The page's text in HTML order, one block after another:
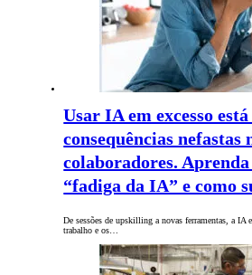
Usar IA em excesso
consequências nefastas
colaboradores.
“fadiga da IA” e como
De sessões de upskilling a novas ferramentas, a IA
trabalho e os…